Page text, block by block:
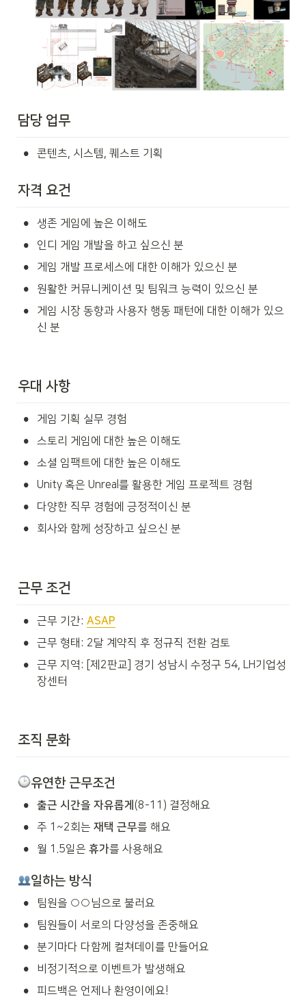
담당 업무
• 콘텐츠, 시스템, 퀘스트 기획
자격 요건
• 생존 게임에 높은 이해도
• 인디 게임 개발을 하고 싶으신 분
• 게임 개발 프로세스에 대한 이해가 있으신 분
• 원활한 커뮤니케이션 및 팀워크 능력이 있으신 분
•
게임 시장 동향과 사용자 행동 패턴에 대한 이해가 있으
신 분
우대 사항
• 게임 기획 실무 경험
• 스토리 게임에 대한 높은 이해도
• 소셜 임팩트에 대한 높은 이해도
• Unity 혹은 Unreal를 활용한 게임 프로젝트 경험
• 다양한 직무 경험에 긍정적이신 분
• 회사와 함께 성장하고 싶으신 분
근무 조건
• 근무 기간: ASAP
• 근무 형태: 2달 계약직 후 정규직 전환 검토
•
근무 지역: [제2판교] 경기 성남시 수정구 54, LH기업성
장센터
조직 문화
유연한 근무조건
• 출근 시간을 자유롭게 (8-11) 결정해요
• 주 1~2회는 재택 근무를 해요
• 월 1.5일은 휴가를 사용해요
일하는 방식
• 팀원을 ○○님으로 불러요
• 팀원들이 서로의 다양성을 존중해요
• 분기마다 다함께 컬쳐데이를 만들어요
• 비정기적으로 이벤트가 발생해요
• 피드백은 언제나 환영이에요!